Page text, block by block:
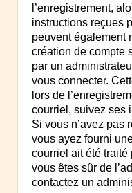
l’enregistrement,
instructions reçues
peuvent également
création de compte
par un
vous connecter.
lors de
courriel, suivez ses
Si vous n’avez pas
vous ayez fourni
courriel ait été traité
vous êtes sûr de
contactez un